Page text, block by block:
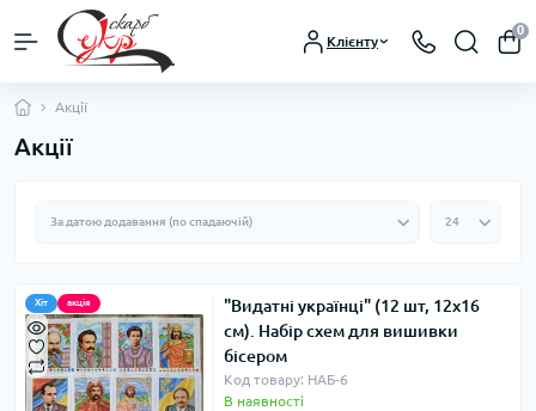
Клієнту
0
Акції
Акції
Хіт акція
"Видатні українці" (12 шт, 12х16
см). Набір схем для вишивки
бісером
Код товару: НАБ-6
В наявності